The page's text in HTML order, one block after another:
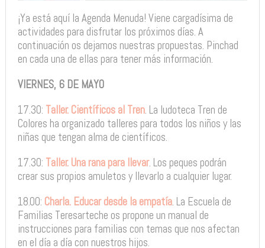
¡Ya está aquí la Agenda Menuda! Viene cargadísima de
actividades para disfrutar los próximos días. A
continuación os dejamos nuestras propuestas. Pinchad
en cada una de ellas para tener más información.
VIERNES, 6 DE MAYO
17.30: Taller. Científicos al Tren. La ludoteca Tren de
Colores ha organizado talleres para todos los niños y las
niñas que tengan alma de científicos.
17.30: Taller. Una rana para llevar. Los peques podrán
crear sus propios amuletos y llevarlo a cualquier lugar.
18.00: Charla. Educar desde la empatía. La Escuela de
Familias Teresarteche os propone un manual de
instrucciones para familias con temas que nos afectan
en el día a día con nuestros hijos.